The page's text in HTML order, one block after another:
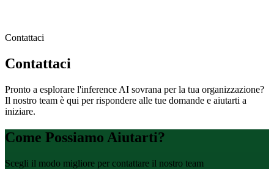
Contattaci
Contattaci
Pronto a esplorare l'inference AI sovrana per la tua organizzazione?
Il nostro team è qui per rispondere alle tue domande e aiutarti a
iniziare.
Come Possiamo Aiutarti?
Scegli il modo migliore per contattare il nostro team